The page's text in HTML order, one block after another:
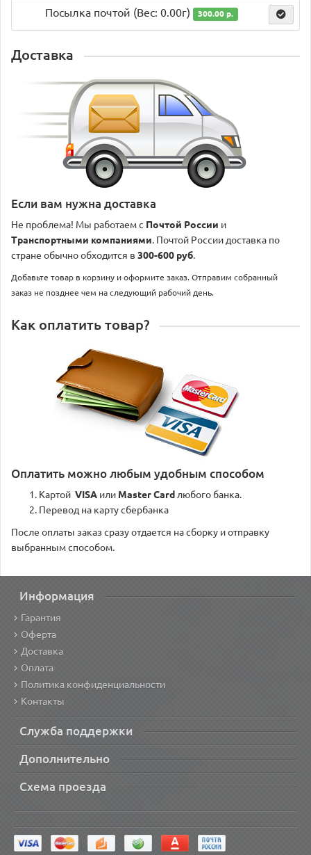
Посылка почтой (Вес: 0.00г) 300.00 р.
Доставка
Если вам нужна доставка
Не проблема! Мы работаем с Почтой России и
Транспортными компаниями. Почтой России доставка по
стране обычно обходится в 300-600 руб.
Добавьте товар в корзину и оформите заказ. Отправим собранный
заказ не позднее чем на следующий рабочий день.
Как оплатить товар?
Оплатить можно любым удобным способом
Картой VISA или Master Card любого банка.
Перевод на карту сбербанка
После оплаты заказ сразу отдается на сборку и отправку
выбранным способом.
Информация
Гарантия
Оферта
Доставка
Оплата
Политика конфиденциальности
Контакты
Служба поддержки
Дополнительно
Схема проезда